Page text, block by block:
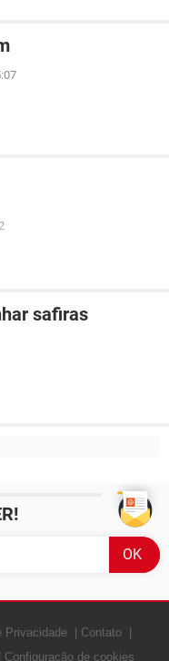
safiras
Privacidade
Contato
Configuração de cookies